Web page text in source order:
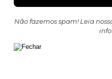
Não fazemos spam! Leia